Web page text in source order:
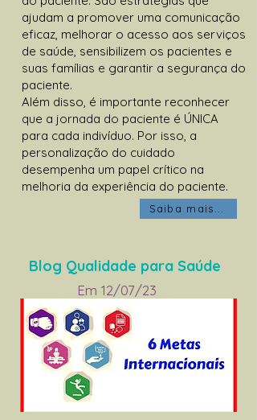
ajudam a promover uma comunicação
eficaz, melhorar o acesso aos serviços
de saúde, sensibilizem os pacientes e
suas famílias e garantir a segurança do
paciente.
Além disso, é importante reconhecer
que a jornada do paciente é ÚNICA
para cada indivíduo. Por isso, a
personalização do cuidado
desempenha um papel crítico na
melhoria da experiência do paciente.
Saiba mais...
Blog Qualidade para Saúde
Em 12/07/23